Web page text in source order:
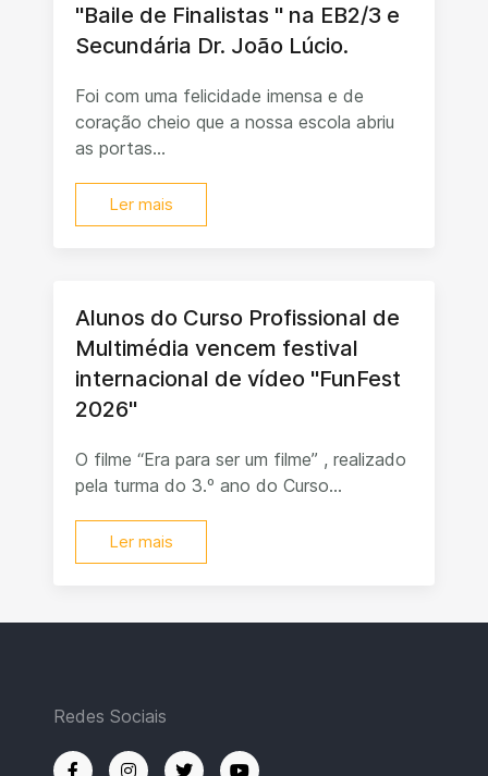
"Baile de Finalistas " na EB2/3 e
Secundária Dr. João Lúcio.
Foi com uma felicidade imensa e de
coração cheio que a nossa escola abriu
as portas...
Ler mais
Alunos do Curso Profissional de
Multimédia vencem festival
internacional de vídeo "FunFest
2026"
O filme “Era para ser um filme” , realizado
pela turma do 3.º ano do Curso...
Ler mais
Redes Sociais